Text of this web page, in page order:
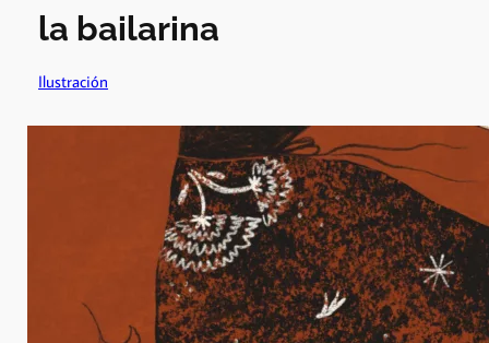
la bailarina
Ilustración